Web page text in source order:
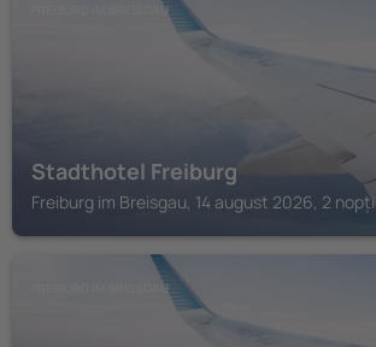
FREIBURG IM BREISGAU
Stadthotel Freiburg
Freiburg im Breisgau, 14 august 2026, 2 nopți
FREIBURG IM BREISGAU